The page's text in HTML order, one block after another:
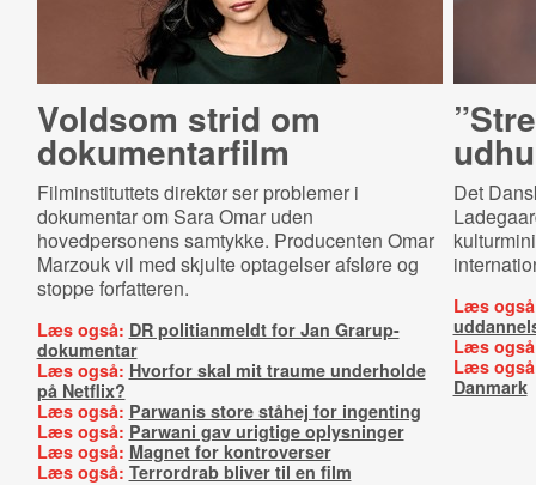
Voldsom strid om
dokumentarfilm
Filminstituttets direktør ser problemer i
dokumentar om Sara Omar uden
hovedpersonens samtykke. Producenten Omar
Marzouk vil med skjulte optagelser afsløre og
stoppe forfatteren.
Læs også: DR politianmeldt for Jan Grarup-
dokumentar
Læs også: Hvorfor skal mit traume underholde
på Netflix?
Læs også: Parwanis store ståhej for ingenting
Læs også: Parwani gav urigtige oplysninger
Læs også: Magnet for kontroverser
Læs også: Terrordrab bliver til en film
Det
Læs
Læs
Læs
Danmark